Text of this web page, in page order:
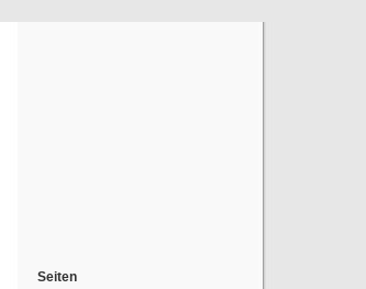
Seiten